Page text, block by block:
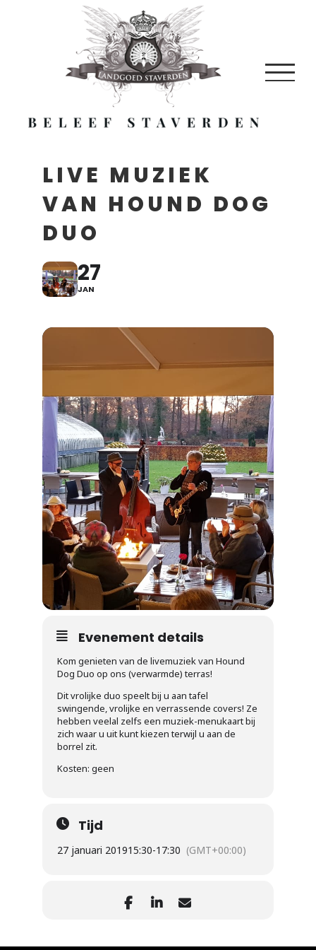
LIVE MUZIEK
VAN HOUND DOG
DUO
27
JAN
Evenement details
Kom genieten van de livemuziek van Hound
Dog Duo op ons (verwarmde) terras!
Dit vrolijke duo speelt bij u aan tafel
swingende, vrolijke en verrassende covers! Ze
hebben veelal zelfs een muziek-menukaart bij
zich waar u uit kunt kiezen terwijl u aan de
borrel zit.
Kosten: geen
Tijd
27 januari 201915:30-17:30 (GMT+00:00)